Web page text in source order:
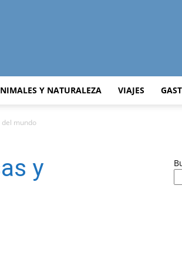
Curiosidades
Y NATURALEZA VIAJES
del mundo
y